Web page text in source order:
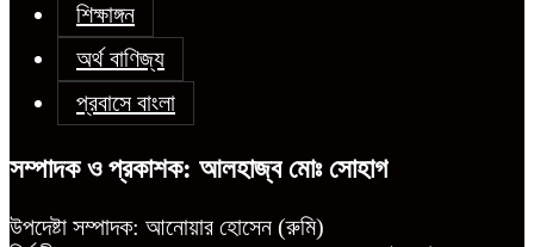
শিক্ষাঙ্গন
অর্থ বাণিজ্য
প্রবাসে বাংলা
সম্পাদক ও প্রকাশক: আলহাজ্ব মোঃ সোহাগ
উপদেষ্টা সম্পাদক: আনোয়ার হোসেন (রুমি)